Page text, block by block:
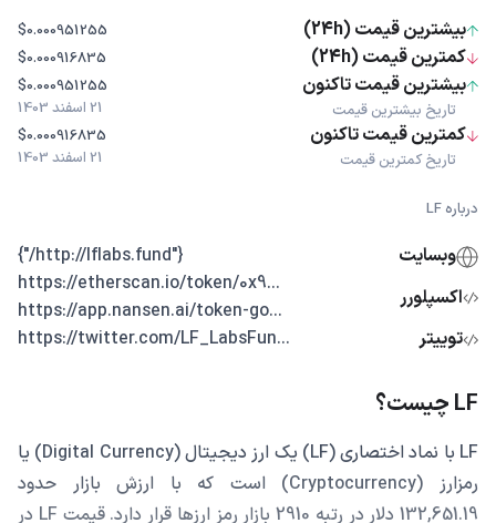
بیشترین قیمت (24h) $0.000951255
کمترین قیمت (24h) $0.000916835
بیشترین قیمت تاکنون
تاریخ بیشترین قیمت
$0.000951255
21 اسفند 1403
کمترین قیمت تاکنون
تاریخ کمترین قیمت
$0.000916835
21 اسفند 1403
درباره LF
وبسایت
{"http://lflabs.fund/"}
اکسپلورر
...https://etherscan.io/token/0x9
...https://app.nansen.ai/token-go
توییتر
...https://twitter.com/LF_LabsFun
LF چیست؟
LF با نماد اختصاری (LF) یک ارز دیجیتال (Digital Currency) یا
رمزارز (Cryptocurrency) است که با ارزش بازار حدود
132,651.19 دلار در رتبه 2910 بازار رمز ارزها قرار دارد. قیمت LF در